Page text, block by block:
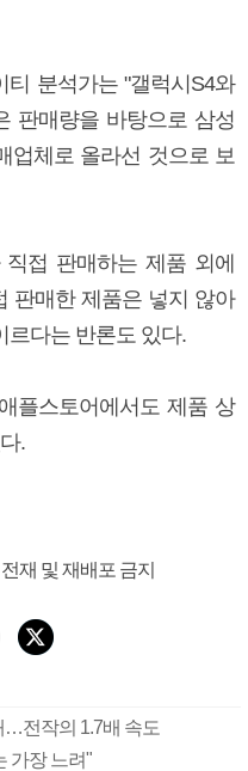
분석가는 "갤럭시S4와
판매량을 바탕으로 삼성
업체로 올라선 것으로 보
접 판매하는 제품 외에
판매한 제품은 넣지 않아
르다는 반론도 있다.
플스토어에서도 제품 상
.
재 및 재배포 금지
…전작의 1.7배 속도
가장 느려"